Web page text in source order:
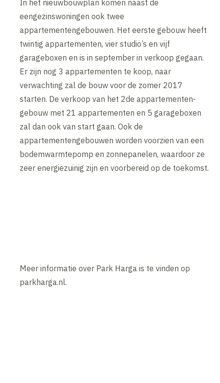
In het nieuwbouwplan komen naast de
eengezinswoningen ook twee
appartementengebouwen. Het eerste gebouw heeft
twintig appartementen, vier studio’s en vijf
garageboxen en is in september in verkoop gegaan.
Er zijn nog 3 appartementen te koop, naar
verwachting zal de bouw voor de zomer 2017
starten. De verkoop van het 2de appartementen­
gebouw met 21 appartementen en 5 garageboxen
zal dan ook van start gaan. Ook de
appartementengebouwen worden voorzien van een
bodemwarmtepomp en zonnepanelen, waardoor ze
zeer energiezuinig zijn en voorbereid op de toekomst.
Meer informatie over Park Harga is te vinden op
parkharga.nl.